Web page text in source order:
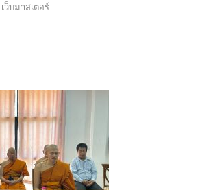
เว็บมาสเตอร์